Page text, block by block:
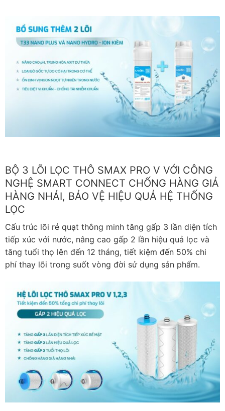
BỘ 3 LÕI LỌC THÔ SMAX PRO V VỚI CÔNG
NGHỆ SMART CONNECT CHỐNG HÀNG GIẢ
HÀNG NHÁI, BẢO VỆ HIỆU QUẢ HỆ THỐNG
LỌC
Cấu trúc lõi rẻ quạt thông minh tăng gấp 3 lần diện tích
tiếp xúc với nước, nâng cao gấp 2 lần hiệu quả lọc và
tăng tuổi thọ lên đến 12 tháng, tiết kiệm đến 50% chi
phí thay lõi trong suốt vòng đời sử dụng sản phẩm.